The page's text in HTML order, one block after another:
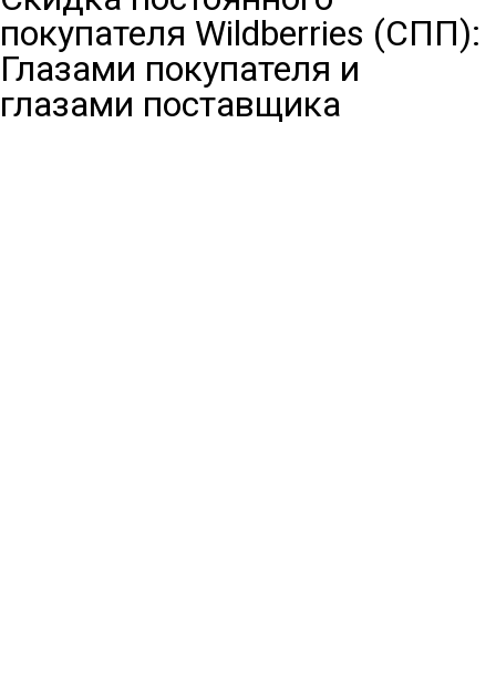
покупателя Wildberries (СПП):
Глазами покупателя и
глазами поставщика